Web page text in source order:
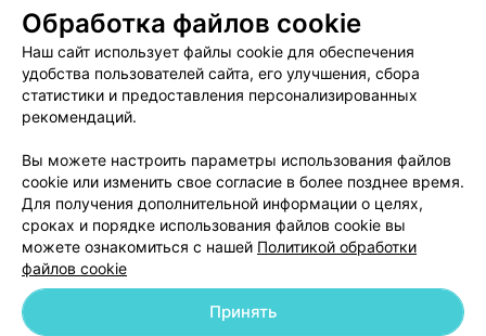
ЛАЗЕРНОЕ МЕДИЦИНСКОЕ ОБОРУДОВАНИЕ
Медиола
Добавить компанию
Обработка файлов cookie
Наш сайт использует файлы cookie для обеспечения
удобства пользователей сайта, его улучшения, сбора
статистики и предоставления персонализированных
рекомендаций.
Вы можете настроить параметры использования файлов
cookie или изменить свое согласие в более позднее время.
Для получения дополнительной информации о целях,
сроках и порядке использования файлов cookie вы
можете ознакомиться с нашей Политикой обработки
файлов cookie
Принять